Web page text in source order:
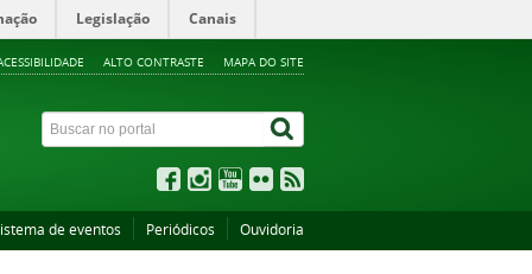
Legislação Canais
ALTO CONTRASTE MAPA DO SITE
de eventos Periódicos Ouvidoria